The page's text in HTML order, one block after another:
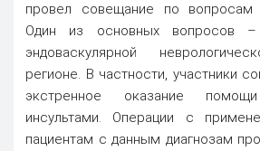
провел совещание по вопросам
Один из основных вопросов –
эндоваскулярной
регионе. В частности, участники
экстренное оказание
инсультами. Операции с
пациентам с данным диагнозам